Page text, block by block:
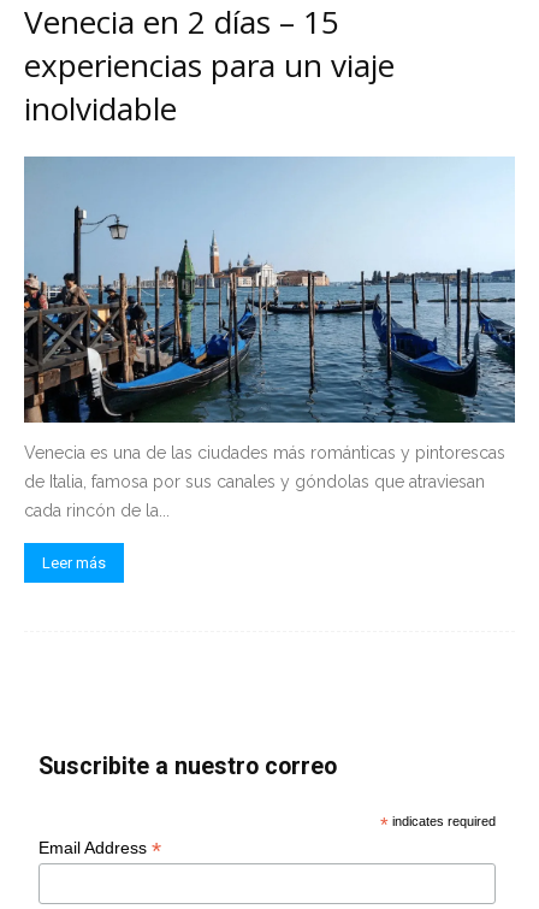
Venecia en 2 días – 15
experiencias para un viaje
inolvidable
Venecia es una de las ciudades más románticas y pintorescas
de Italia, famosa por sus canales y góndolas que atraviesan
cada rincón de la...
Leer más
Suscribite a nuestro correo
* indicates required
Email Address*